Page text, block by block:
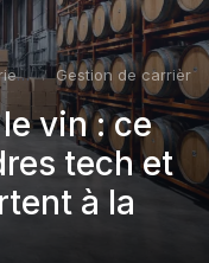
Gestion de carrière
vin : ce
tech et
à la